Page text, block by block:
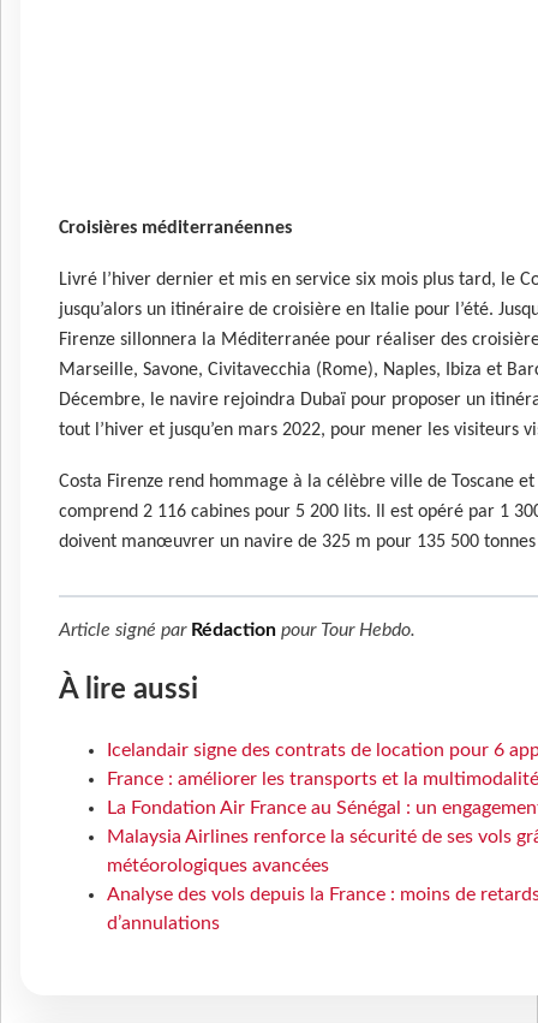
Croisières méditerranéennes
Livré l’hiver dernier et mis en service six mois plus tard, le
jusqu’alors un itinéraire de croisière en Italie pour l’été.
Firenze sillonnera la Méditerranée pour réaliser des
Marseille, Savone, Civitavecchia (Rome), Naples, Ibiza et
Décembre, le navire rejoindra Dubaï pour proposer un
tout l’hiver et jusqu’en mars 2022, pour mener les visiteurs
Costa Firenze rend hommage à la célèbre ville de Toscane
comprend 2 116 cabines pour 5 200 lits. Il est opéré par 1
doivent manœuvrer un navire de 325 m pour 135 500 tonnes
Article signé par Rédaction pour Tour Hebdo.
À lire aussi
Icelandair signe des contrats de location pour 6
France : améliorer les transports et la multimodalité
La Fondation Air France au Sénégal : un
Malaysia Airlines renforce la sécurité de ses vols
météorologiques avancées
Analyse des vols depuis la France : moins de
d’annulations